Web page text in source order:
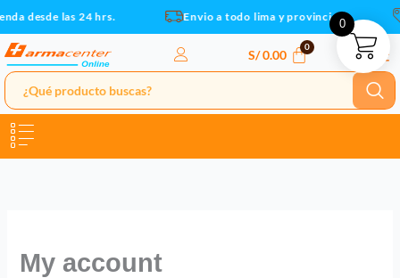
al
contenido
desde las 24 hrs. Envio a todo lima y provincias
S/0.00
My account
Obligatorio
Obligatorio Obligatorio
0